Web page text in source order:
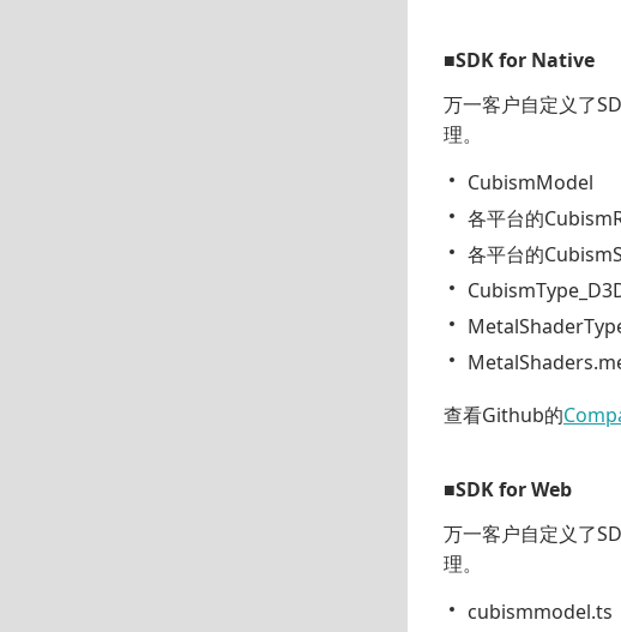
■SDK for Native
万一客户自定义了
理。
CubismModel
各平台的
各平台的
查看Github的
■SDK for Web
万一客户自定义了
理。
cubismmodel.ts